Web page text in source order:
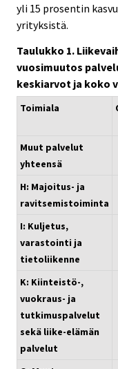
yli 15 prosentin
yrityksistä.
Taulukko 1.
vuosimuutos
keskiarvot ja koko
Toimiala
Muut palvelut
yhteensä
H: Majoitus- ja
ravitsemistoiminta
I: Kuljetus,
varastointi ja
tietoliikenne
K: Kiinteistö-,
vuokraus- ja
tutkimuspalvelut
sekä liike-elämän
palvelut